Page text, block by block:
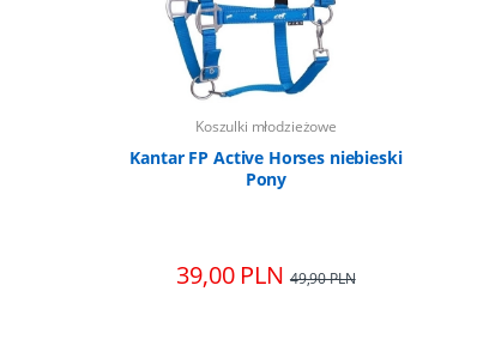
Koszulki młodzieżowe
Kantar FP Active Horses niebieski
Pony
39,00 PLN 49,90 PLN